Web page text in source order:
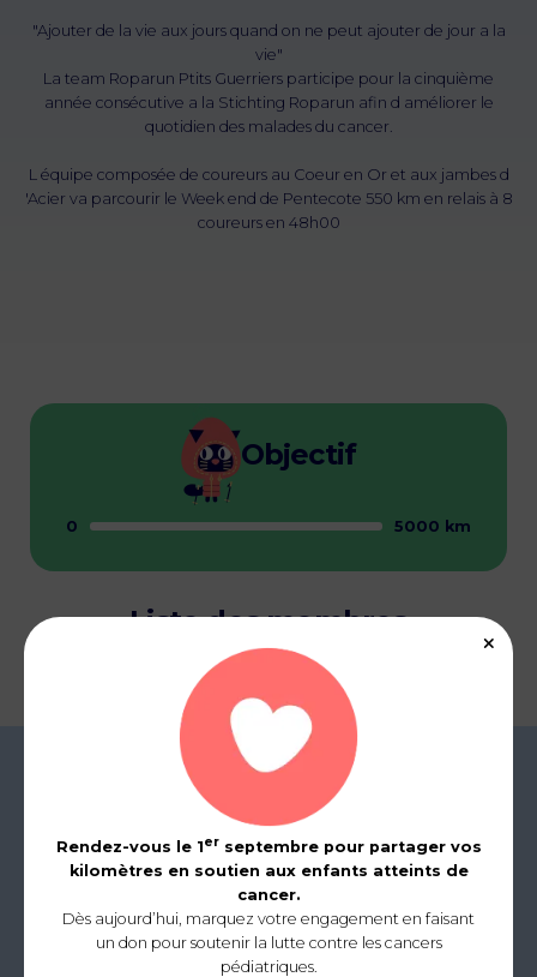
"Ajouter de la vie aux jours quand on ne peut ajouter de jour a la
vie"
La team Roparun Ptits Guerriers participe pour la cinquième
année consécutive a la Stichting Roparun afin d améliorer le
quotidien des malades du cancer.
L équipe composée de coureurs au Coeur en Or et aux jambes d
'Acier va parcourir le Week end de Pentecote 550 km en relais à 8
coureurs en 48h00
Objectif
0 5000 km
Liste des membres
Rendez-vous le 1erseptembre pour partager vos
kilomètres en soutien aux enfants atteints de
cancer.
Dès aujourd’hui, marquez votre engagement en faisant
un don pour soutenir la lutte contre les cancers
pédiatriques.